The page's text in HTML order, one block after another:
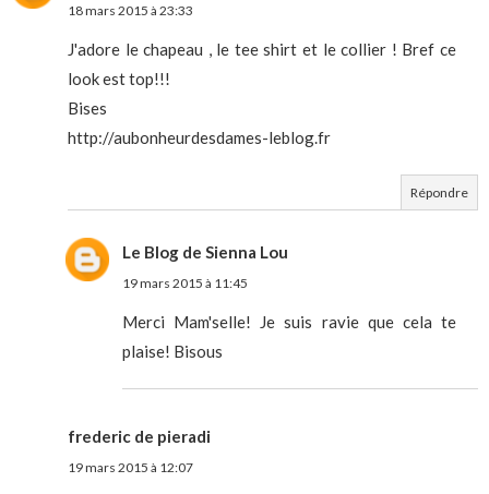
18 mars 2015 à 23:33
J'adore le chapeau , le tee shirt et le collier ! Bref ce
look est top!!!
Bises
http://aubonheurdesdames-leblog.fr
Répondre
Le Blog de Sienna Lou
19 mars 2015 à 11:45
Merci Mam'selle! Je suis ravie que cela te
plaise! Bisous
frederic de pieradi
19 mars 2015 à 12:07